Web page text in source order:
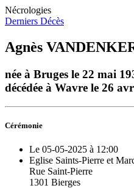
Nécrologies
Derniers Décès
Agnès
née à Bruges le 22 mai
décédée à Wavre le 26
Cérémonie
Le 05-05-2025 à 12:00
Eglise Saints-Pierre et
Rue Saint-Pierre
1301 Bierges